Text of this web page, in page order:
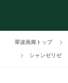
翠波画廊トップ
シャンゼリゼ